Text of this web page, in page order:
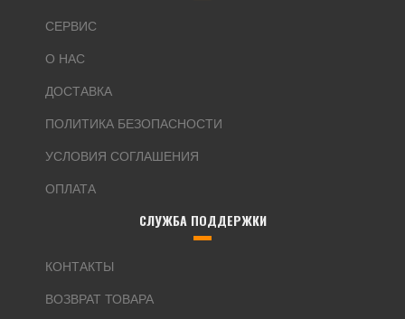
СЕРВИС
О НАС
ДОСТАВКА
ПОЛИТИКА БЕЗОПАСНОСТИ
УСЛОВИЯ СОГЛАШЕНИЯ
ОПЛАТА
СЛУЖБА ПОДДЕРЖКИ
КОНТАКТЫ
ВОЗВРАТ ТОВАРА